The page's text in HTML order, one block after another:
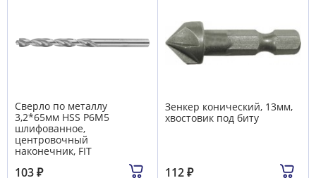
Сверло по металлу
3,2*65мм HSS Р6М5
шлифованное,
центровочный
наконечник, FIT
103₽
Зенкер конический, 13мм,
хвостовик под биту
112₽